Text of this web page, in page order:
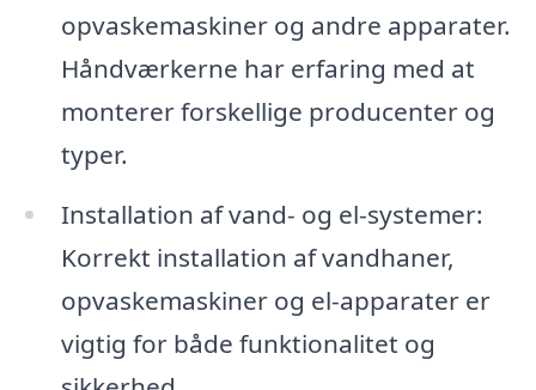
opvaskemaskiner og andre apparater.
Håndværkerne har erfaring med at
monterer forskellige producenter og
typer.
Installation af vand- og el-systemer:
Korrekt installation af vandhaner,
opvaskemaskiner og el-apparater er
vigtig for både funktionalitet og